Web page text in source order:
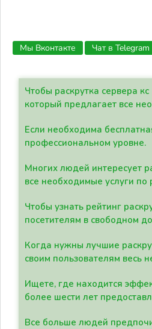
Мы Вконтакте Чат в Telegram
Чтобы раскрутка сервера
который предлагает все
Если необходима
профессиональном уровне.
Многих людей интересует
все необходимые услуги по
Чтобы узнать рейтинг
посетителям в свободном
Когда нужны лучшие
своим пользователям весь
Ищете, где находится
более шести лет
Все больше людей